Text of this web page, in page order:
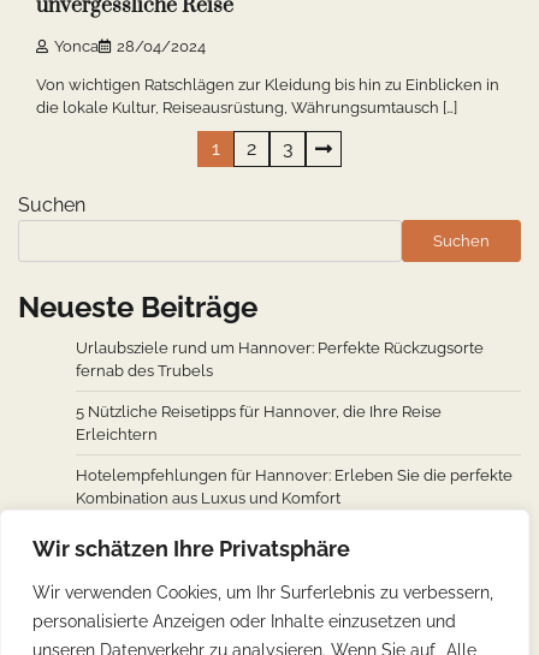
Wir schätzen Ihre Privatsphäre
Wir verwenden Cookies, um Ihr Surferlebnis zu verbessern,
personalisierte Anzeigen oder Inhalte einzusetzen und
unseren Datenverkehr zu analysieren. Wenn Sie auf „Alle
unvergessliche Reise
Yonca 28/04/2024
Von wichtigen Ratschlägen zur Kleidung bis hin zu Einblicken in
die lokale Kultur, Reiseausrüstung, Währungsumtausch […]
Seitennummerierung
der
1 2 3
Suchen
Suchen
Neueste Beiträge
Urlaubsziele rund um Hannover: Perfekte Rückzugsorte
fernab des Trubels
5 Nützliche Reisetipps für Hannover, die Ihre Reise
Erleichtern
Hotelempfehlungen für Hannover: Erleben Sie die perfekte
Kombination aus Luxus und Komfort
Wie man von den wichtigsten Städten weltweit nach
Hannover fliegt: Ein Überblick über Flugverbindungen
Hannovers kulinarische Reise: Unverzichtbare traditionelle
deutsche Köstlichkeiten